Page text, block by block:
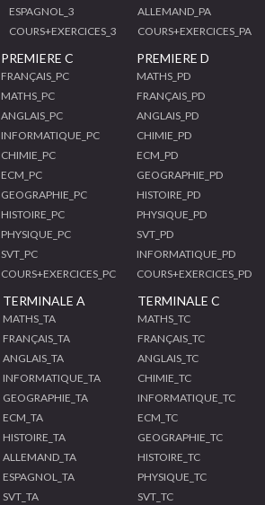
ESPAGNOL_3
COURS+EXERCICES_3
ALLEMAND_PA
COURS+EXERCICES_PA
PREMIERE C
FRANÇAIS_PC
MATHS_PC
ANGLAIS_PC
INFORMATIQUE_PC
CHIMIE_PC
ECM_PC
GEOGRAPHIE_PC
HISTOIRE_PC
PHYSIQUE_PC
SVT_PC
COURS+EXERCICES_PC
PREMIERE D
MATHS_PD
FRANÇAIS_PD
ANGLAIS_PD
CHIMIE_PD
ECM_PD
GEOGRAPHIE_PD
HISTOIRE_PD
PHYSIQUE_PD
SVT_PD
INFORMATIQUE_PD
COURS+EXERCICES_PD
TERMINALE A
MATHS_TA
FRANÇAIS_TA
ANGLAIS_TA
INFORMATIQUE_TA
GEOGRAPHIE_TA
ECM_TA
HISTOIRE_TA
ALLEMAND_TA
ESPAGNOL_TA
SVT_TA
TERMINALE C
MATHS_TC
FRANÇAIS_TC
ANGLAIS_TC
CHIMIE_TC
INFORMATIQUE_TC
ECM_TC
GEOGRAPHIE_TC
HISTOIRE_TC
PHYSIQUE_TC
SVT_TC